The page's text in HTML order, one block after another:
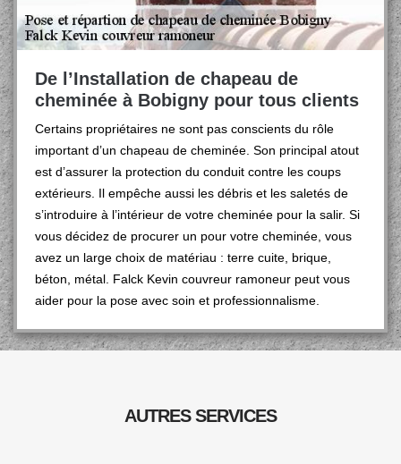
De l’Installation de chapeau de
cheminée à Bobigny pour tous clients
Certains propriétaires ne sont pas conscients du rôle
important d’un chapeau de cheminée. Son principal atout
est d’assurer la protection du conduit contre les coups
extérieurs. Il empêche aussi les débris et les saletés de
s’introduire à l’intérieur de votre cheminée pour la salir. Si
vous décidez de procurer un pour votre cheminée, vous
avez un large choix de matériau : terre cuite, brique,
béton, métal. Falck Kevin couvreur ramoneur peut vous
aider pour la pose avec soin et professionnalisme.
AUTRES SERVICES